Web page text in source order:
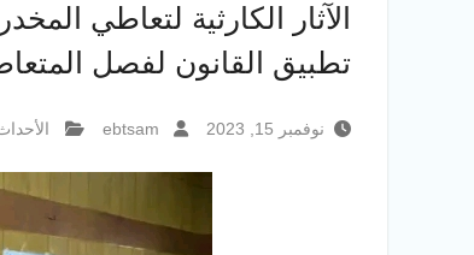
الآثار الكارثية لتعاطي
تطبيق القانون لفصل
نوفمبر 15, 2023 ebtsam